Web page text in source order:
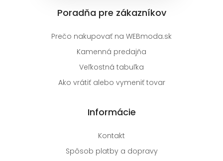
Poradňa pre zákazníkov
Prečo nakupovať na WEBmoda.sk
Kamenná predajňa
Veľkostná tabuľka
Ako vrátiť alebo vymeniť tovar
Informácie
Kontakt
Spôsob platby a dopravy